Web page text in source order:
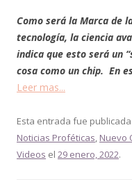
Como será la Marca de
tecnología, la ciencia
indica que esto será un
cosa como un chip. En
Leer mas...
Esta entrada fue
Noticias Proféticas, Nuevo
Videos el 29 enero, 2022.